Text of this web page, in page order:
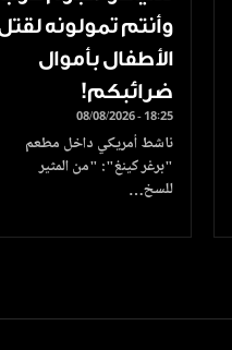
وأنتم تمولونه
الأطفال بأموال
ضرائبكم!
08/08/2026 - 18:25
ناشط أمريكي داخل مطعم
"برغر كينغ": "من المثير
للسخ…